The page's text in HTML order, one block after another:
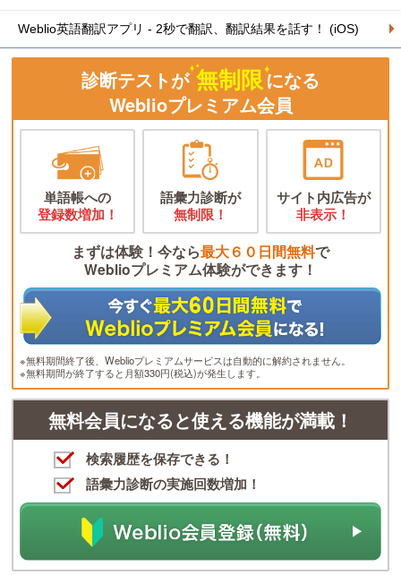
Weblio英語翻訳アプリ - 2秒で翻訳、翻訳結果を話す！ (iOS)
診断テストが 無制限になる
Weblioプレミアム会員
単語帳への
登録数増加！
語彙力診断が
無制限！
サイト内広告が
非表示！
まずは体験！今なら最大６０日間無料で
Weblioプレミアム体験ができます！
※無料期間終了後、Weblioプレミアムサービスは自動的に解約されません。
※無料期間が終了すると月額330円(税込)が発生します。
無料会員になると使える機能が満載！
検索履歴を保存できる！
語彙力診断の実施回数増加！